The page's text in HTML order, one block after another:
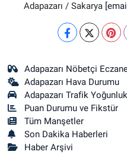
Adapazarı / Sakarya
Adapazarı Nöbetçi
Adapazarı Hava Durumu
Adapazarı Trafik
Puan Durumu ve Fikstür
Tüm Manşetler
Son Dakika Haberleri
Haber Arşivi